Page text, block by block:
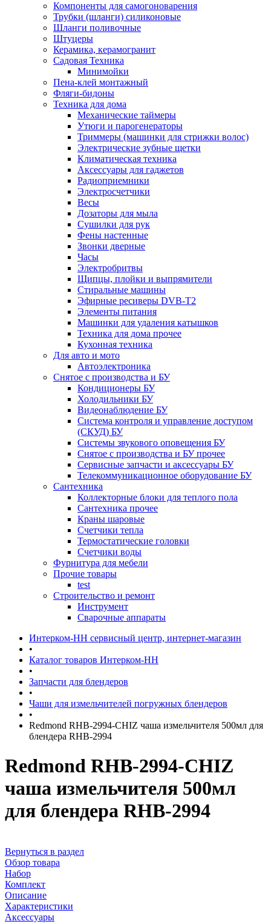
Компоненты для самогоноварения
Трубки (шланги) силиконовые
Шланги поливочные
Штуцеры
Керамика, керамогранит
Садовая Техника
Минимойки
Пена-клей монтажный
Фляги-бидоны
Техника для дома
Механические таймеры
Утюги и парогенераторы
Триммеры (машинки для стрижки волос)
Электрические зубные щетки
Климатическая техника
Аксессуары для гаджетов
Радиоприемники
Электросчетчики
Весы
Дозаторы для мыла
Сушилки для рук
Фены настенные
Звонки дверные
Часы
Электробритвы
Щипцы, плойки и выпрямители
Стиральные машины
Эфирные ресиверы DVB-T2
Элементы питания
Машинки для удаления катышков
Техника для дома прочее
Кухонная техника
Для авто и мото
Автоэлектроника
Снятое с производства и БУ
Кондиционеры БУ
Холодильники БУ
Видеонаблюдение БУ
Система контроля и управление доступом
(СКУД) БУ
Системы звукового оповещения БУ
Снятое с производства и БУ прочее
Сервисные запчасти и аксессуары БУ
Телекоммуникационное оборудование БУ
Сантехника
Коллекторные блоки для теплого пола
Сантехника прочее
Краны шаровые
Счетчики тепла
Термоcтатические головки
Счетчики воды
Фурнитура для мебели
Прочие товары
test
Строительство и ремонт
Инструмент
Сварочные аппараты
Интерком-НН сервисный центр, интернет-магазин
•
Каталог товаров Интерком-НН
•
Запчасти для блендеров
•
Чаши для измельчителей погружных блендеров
•
Redmond RHB-2994-CHIZ чаша измельчителя 500мл для
блендера RHB-2994
Redmond RHB-2994-CHIZ
чаша измельчителя 500мл
для блендера RHB-2994
Вернуться в раздел
Обзор товара
Набор
Комплект
Описание
Характеристики
Аксессуары